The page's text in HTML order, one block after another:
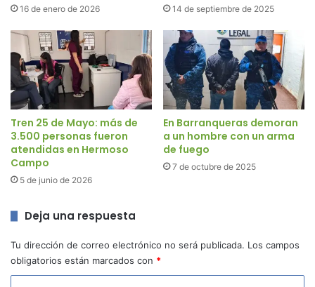
16 de enero de 2026 14 de septiembre de 2025
Tren 25 de Mayo: más de
3.500 personas fueron
atendidas en Hermoso
Campo
5 de junio de 2026
En Barranqueras demoran
a un hombre con un arma
de fuego
7 de octubre de 2025
Deja una respuesta
Tu dirección de correo electrónico no será publicada. Los campos
obligatorios están marcados con *